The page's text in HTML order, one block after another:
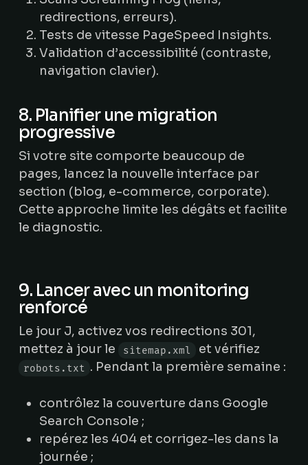
redirections, erreurs).
Tests de vitesse PageSpeed Insights.
Validation d’accessibilité (contraste,
navigation clavier).
8. Planifier une migration
progressive
Si votre site comporte beaucoup de
pages, lancez la nouvelle interface par
section (blog, e-commerce, corporate).
Cette approche limite les dégâts et facilite
le diagnostic.
9. Lancer avec un monitoring
renforcé
Le jour J, activez vos redirections 301,
mettez à jour le
sitemap.xml et vérifiez
robots.txt . Pendant la première semaine :
contrôlez la couverture dans Google
Search Console ;
repérez les 404 et corrigez-les dans la
journée ;